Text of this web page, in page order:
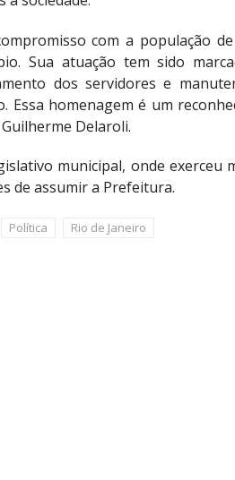
com a população
Sua atuação tem sido
dos servidores e
Essa homenagem é um
Delaroli.
municipal, onde exerceu
de assumir a Prefeitura.
Política Rio de Janeiro